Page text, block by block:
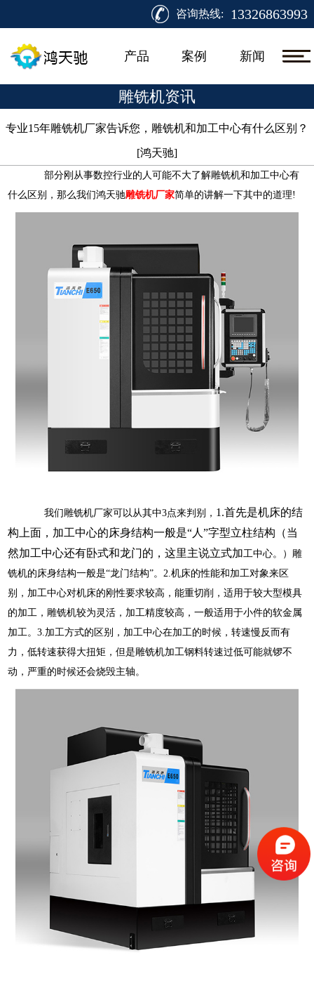
咨询热线: 13326863993
产品 案例 新闻
雕铣机资讯
专业15年雕铣机厂家告诉您，雕铣机和加工中心有什么区别？
[鸿天驰]​
部分刚从事数控行业的人可能不大了解雕铣机和加工中心有
什么区别，那么我们鸿天驰雕铣机厂家简单的讲解一下其中的道理!
我们雕铣机厂家可以从其中3点来判别， 1.首先是机床的结
构上面， 加工中心的床身结构一般是“人”字型立柱结构（当
然加工中心还有卧式和龙门的，这里主说立式加工中心。）雕
铣机的床身结构一般是“龙门结构”。2.机床的性能和加工对象来区
别，加工中心对机床的刚性要求较高，能重切削，适用于较大型模具
的加工，雕铣机较为灵活，加工精度较高，一般适用于小件的软金属
加工。3.加工方式的区别，加工中心在加工的时候，转速慢反而有
力，低转速获得大扭矩，但是雕铣机加工钢料转速过低可能就锣不
动，严重的时候还会烧毁主轴。